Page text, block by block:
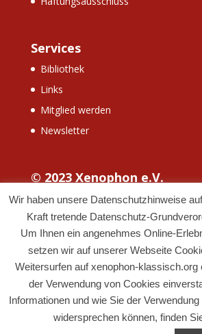
Services
Bibliothek
Links
Mitglied werden
Newsletter
© 2023 Xenophon e.V.
Wir haben unsere Datenschutzhinweise
Kraft tretende Datenschutz-
Um Ihnen ein angenehmes Online-
setzen wir auf unserer Webseite
Weitersurfen auf xenophon-klassisch.org
der Verwendung von Cookies
Informationen und wie Sie der
widersprechen können, finden